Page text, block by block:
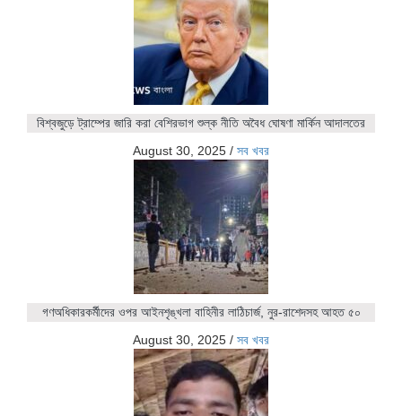
বিশ্বজুড়ে ট্রাম্পের জারি করা বেশিরভাগ শুল্ক নীতি অবৈধ ঘোষণা মার্কিন আদালতের
August 30, 2025 / সব খবর
গণঅধিকারকর্মীদের ওপর আইনশৃঙ্খলা বাহিনীর লাঠিচার্জ, নুর-রাশেদসহ আহত ৫০
August 30, 2025 / সব খবর